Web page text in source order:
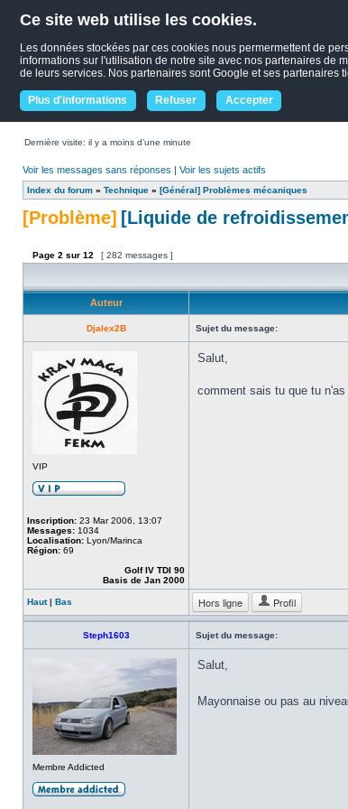
Ce site web utilise les cookies.
Les données stockées par ces cookies nous permermettent de
informations sur l'utilisation de notre site avec nos partenaires de
de leurs services. Nos partenaires sont Google et ses partenaires
Plus d'informations Refuser Accepter
Dernière visite: il y a moins d’une minute
Voir les messages sans réponses | Voir les sujets actifs
Index du forum » Technique » [Général] Problèmes mécaniques
[Problème] [Liquide de
Page 2 sur 12 [ 282 messages ]
Auteur
Djalex2B Sujet du message:
VIP
Inscription: 23 Mar 2006, 13:07
Messages: 1034
Localisation: Lyon/Marinca
Région: 69
Golf IV TDI 90
Basis de Jan 2000
Salut,
comment sais tu que tu
Haut| Bas Hors ligne Profil
Steph1603 Sujet du message:
Membre Addicted
Salut,
Mayonnaise ou pas au